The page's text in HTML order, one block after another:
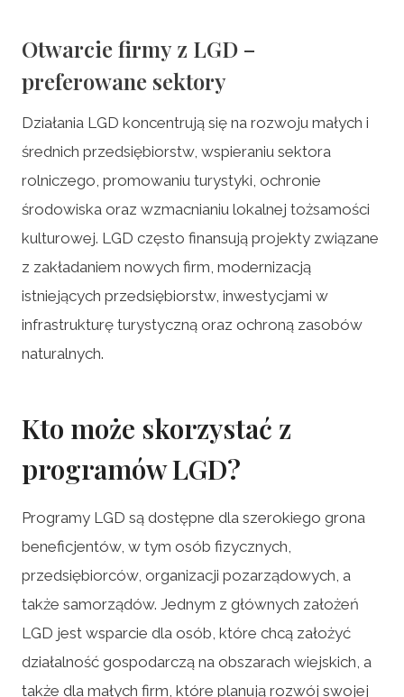
Otwarcie firmy z LGD –
preferowane sektory
Działania LGD koncentrują się na rozwoju małych i
średnich przedsiębiorstw, wspieraniu sektora
rolniczego, promowaniu turystyki, ochronie
środowiska oraz wzmacnianiu lokalnej tożsamości
kulturowej. LGD często finansują projekty związane
z zakładaniem nowych firm, modernizacją
istniejących przedsiębiorstw, inwestycjami w
infrastrukturę turystyczną oraz ochroną zasobów
naturalnych.
Kto może skorzystać z
programów LGD?
Programy LGD są dostępne dla szerokiego grona
beneficjentów, w tym osób fizycznych,
przedsiębiorców, organizacji pozarządowych, a
także samorządów. Jednym z głównych założeń
LGD jest wsparcie dla osób, które chcą założyć
działalność gospodarczą na obszarach wiejskich, a
także dla małych firm, które planują rozwój swojej